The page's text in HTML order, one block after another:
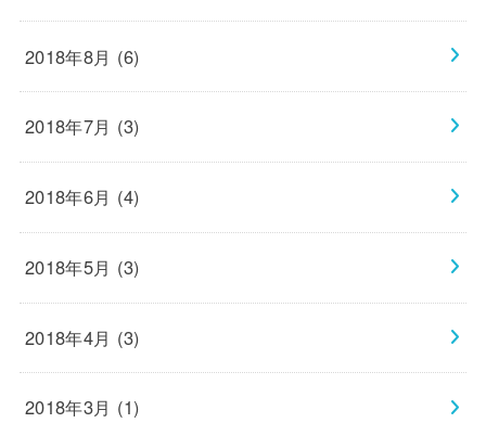
2018年8月 (6)
2018年7月 (3)
2018年6月 (4)
2018年5月 (3)
2018年4月 (3)
2018年3月 (1)